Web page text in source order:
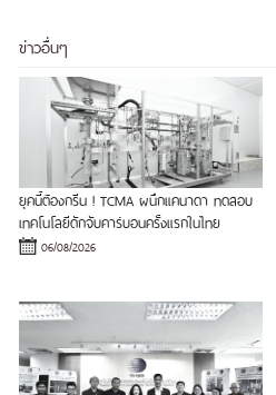
ข่าวอื่นๆ
ยุคนี้ต้องกรีน ! TCMA ผนึกแคนาดา ทดสอบ
เทคโนโลยีดักจับคาร์บอนครั้งแรกในไทย
06/08/2026